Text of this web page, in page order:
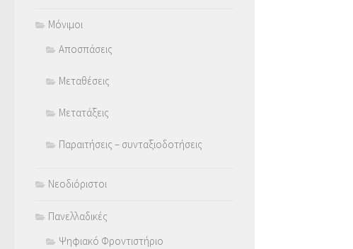
Μόνιμοι
Αποσπάσεις
Μεταθέσεις
Μετατάξεις
Παραιτήσεις – συνταξιοδοτήσεις
Νεοδιόριστοι
Πανελλαδικές
Ψηφιακό Φροντιστήριο